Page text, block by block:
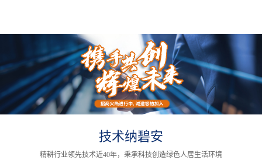
技术纳碧安
精耕行业领先技术近40年，秉承科技创造绿色人居生活环境